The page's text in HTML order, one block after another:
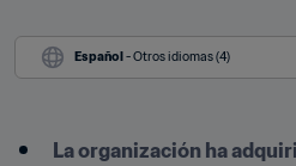
Español - Otros idiomas (4)
La organización ha